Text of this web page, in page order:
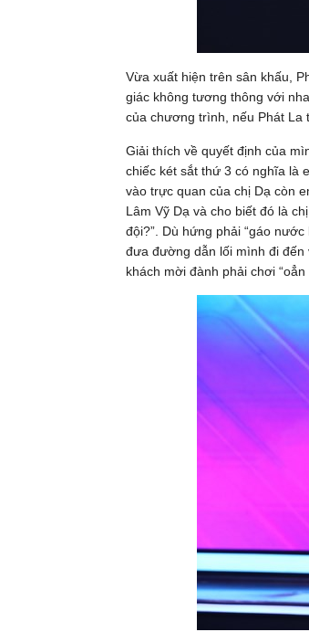
Vừa xuất hiện trên sân khấu,
giác không tương thông với
của chương trình, nếu Phát La
Giải thích về quyết định của
chiếc két sắt thứ 3 có nghĩa là
vào trực quan của chị Dạ còn
Lâm Vỹ Dạ và cho biết đó là
đội?”. Dù hứng phải “gáo
đưa đường dẫn lối mình đi đến
khách mời đành phải chơi